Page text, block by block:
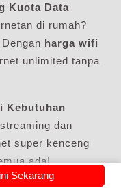
Kuota Data
di rumah?
harga wifi
unlimited tanpa
Kebutuhan
dan
super kenceng
ada!
Sekarang